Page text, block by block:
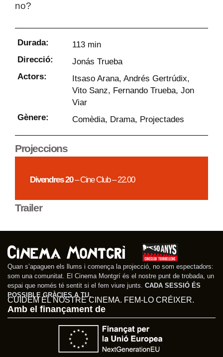
no?
Durada:
113 min
Direcció:
Jonás Trueba
Actors:
Itsaso Arana, Andrés Gertrúdix,
Vito Sanz, Fernando Trueba, Jon
Viar
Gènere:
Comèdia, Drama, Projectades
Projeccions
Divendres 20– Cine Club – 22.00
Trailer
Quan s’apaguen els llums i comença la projecció, no som espectadors:
som una comunitat. El Cinema Montgrí és el nostre punt de trobada, un
espai que només té sentit si el fem viure junts. CADA SESSIÓ ÉS
POSSIBLE GRÀCIES A TU.
CUIDEM EL NOSTRE CINEMA. FEM-LO CRÉIXER.
Amb el finançament de